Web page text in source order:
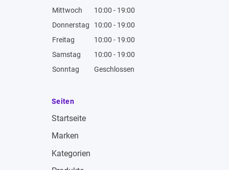
Mittwoch
10:00 - 19:00
Donnerstag
10:00 - 19:00
Freitag
10:00 - 19:00
Samstag
10:00 - 19:00
Sonntag
Geschlossen
Seiten
Startseite
Marken
Kategorien